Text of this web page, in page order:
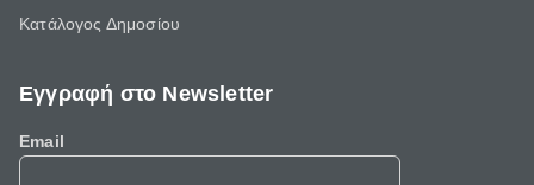
Κατάλογος Δημοσίου
Εγγραφή στο Newsletter
Email